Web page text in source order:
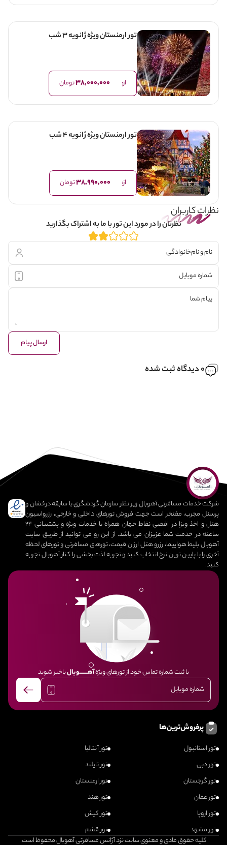
تور ارمنستان ویژه ژانویه 3 شب
از: 38,000,000تومان
تور ارمنستان ویژه ژانویه 4 شب
از: 38,990,000تومان
نظرات کاربران
نظرتان را در مورد این تور با ما به اشتراک بگذارید
ارسال پیام
0 دیدگاه ثبت شده
شرکت خدمات مسافرتی آهوبال زیر نظر سازمان گردشگری با سابقه درخشان و
پرسنل مجرب، مفتخر است جهت فروش تورهای داخلی و خارجی، رزرواسیون
هتل و اخذ ویزا در اقصی نقاط جهان همراه با خدمات ویژه و پشتیبانی 24
ساعته در خدمت شما عزیزان می باشد. از این رو می توانید از طریق سایت
آهوبال بلیط هواپیما، رزرو هتل ارزان قیمت، تورهای مسافرتی و تورهای لحظه
آخری را با پایین ترین نرخ انتخاب کنید و تجربه لذت بخشی را کنار آهوبال تجربه
کنید.
با ثبت شماره تماس خود از تورهای ویژهآهــــــــوبالباخبر شوید
پرفروش‌ترین‌ها
تور استانبول
تور آنتالیا
تور دبی
تور تایلند
تور گرجستان
تور ارمنستان
تور عمان
تور هند
تور اروپا
تور کیش
تور مشهد
تور قشم
کلیه حقوق مادی و معنوی سایت نزد آژانس مسافرتی آهوبال محفوظ است.